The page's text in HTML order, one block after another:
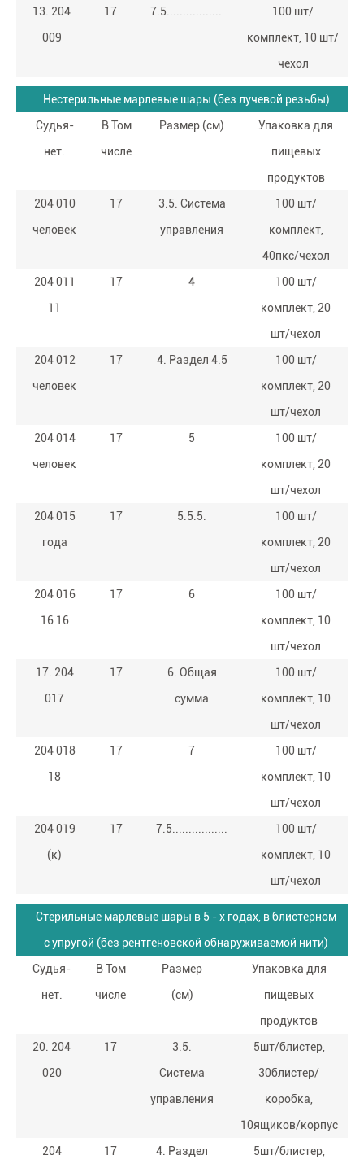
13. 204
009
17 7.5.................
100 шт/
комплект, 10 шт/
чехол
Нестерильные марлевые шары (без лучевой резьбы)
Судья-
нет.
В Том
числе
Размер (см)
Упаковка для
пищевых
продуктов
204 010
человек
17
3.5. Система
управления
100 шт/
комплект,
40пкс/чехол
204 011
11
17 4
100 шт/
комплект, 20
шт/чехол
204 012
человек
17 4. Раздел 4.5
100 шт/
комплект, 20
шт/чехол
204 014
человек
17 5
100 шт/
комплект, 20
шт/чехол
204 015
года
17 5.5.5.
100 шт/
комплект, 20
шт/чехол
204 016
16 16
17 6
100 шт/
комплект, 10
шт/чехол
17. 204
017
17
6. Общая
сумма
100 шт/
комплект, 10
шт/чехол
204 018
18
17 7
100 шт/
комплект, 10
шт/чехол
204 019
(к)
17 7.5.................
100 шт/
комплект, 10
шт/чехол
Стерильные марлевые шары в 5 - х годах, в блистерном
с упругой (без рентгеновской обнаруживаемой нити)
Судья-
нет.
В Том
числе
Размер
(см)
Упаковка для
пищевых
продуктов
20. 204
020
17
3.5.
Система
управления
5шт/блистер,
30блистер/
коробка,
10ящиков/корпус
204
17
4. Раздел
5шт/блистер,